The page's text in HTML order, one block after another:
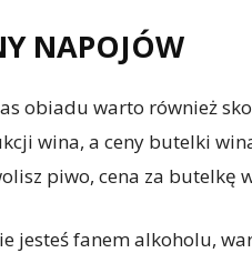
NAPOJÓW
obiadu warto również
wina, a ceny butelki
piwo, cena za butelkę
jesteś fanem alkoholu,